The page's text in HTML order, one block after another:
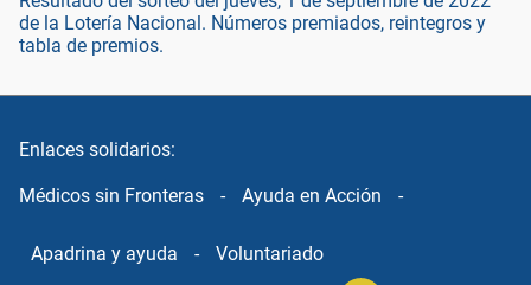
de la Lotería Nacional. Números premiados, reintegros y
tabla de premios.
Enlaces solidarios:
Médicos sin Fronteras - Ayuda en Acción -
Apadrina y ayuda - Voluntariado